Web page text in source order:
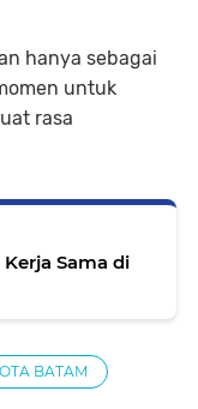
hanya sebagai
untuk
rasa
Sama di
BATAM